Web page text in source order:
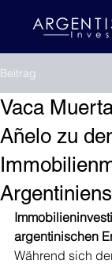
Beitrag
Vaca
Añelo zu
argentinischen
Während sich